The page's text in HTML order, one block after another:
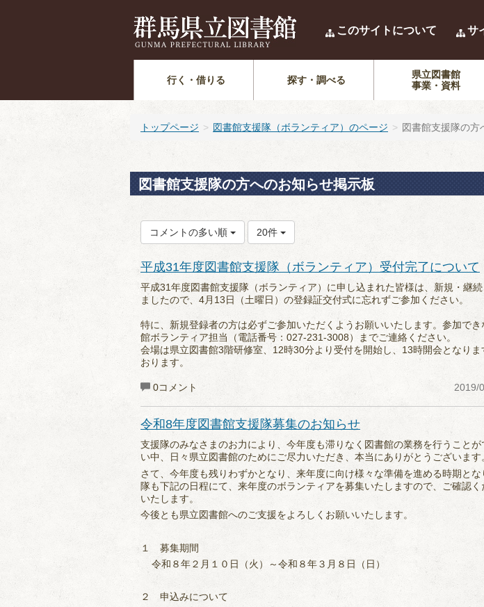
このサイトについて サ
行く・借りる 探す・調べる
県立図書館
事業・資料
トップページ 図書館支援隊（ボランティア）のページ 図書館支援隊の方
図書館支援隊の方へのお知らせ掲示板
コメントの多い順 20件
平成31年度図書館支援隊（ボランティア）受付完了について
平成31年度図書館支援隊（ボランティア）に申し込まれた皆様は、新規・継
ましたので、4月13日（土曜日）の登録証交付式に忘れずご参加ください。
特に、新規登録者の方は必ずご参加いただくようお願いいたします。参加で
館ボランティア担当（電話番号：027-231-3008）までご連絡ください。
会場は県立図書館3階研修室、12時30分より受付を開始し、13時開会となり
おります。
0コメント 2019/
令和8年度図書館支援隊募集のお知らせ
支援隊のみなさまのお力により、今年度も滞りなく図書館の業務を行うこと
い中、日々県立図書館のためにご尽力いただき、本当にありがとうございます
さて、今年度も残りわずかとなり、来年度に向け様々な準備を進める時期と
隊も下記の日程にて、来年度のボランティアを募集いたしますので、ご確認
いたします。
今後とも県立図書館へのご支援をよろしくお願いいたします。
１ 募集期間
令和８年２月１０日（火）～令和８年３月８日（日）
２ 申込みについて